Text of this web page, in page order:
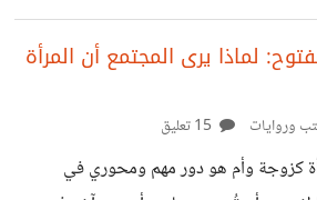
قريبة بدلًا من المدينة، أو لو اخترت
كلها احتمالات لا نهائية، ستؤدي إلى حيوات
خربت وآن أوان أن تتخلص منها، لكنها
تلك الاحتمالات والحيوات، فمرة تكون
لماذا يرى المجتمع أن المرأة
وروايات
كزوجة وأم هو دور مهم ومحوري في